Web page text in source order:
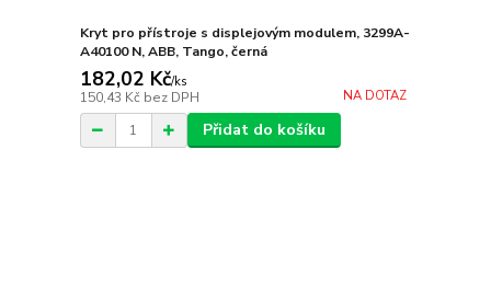
Kryt pro přístroje s displejovým modulem, 3299A-
A40100 N, ABB, Tango, černá
182,02 Kč/ks
150,43 Kč bez DPH NA DOTAZ
Přidat do košíku